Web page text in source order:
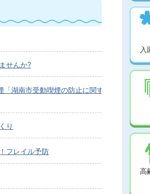
せんか?
「湖南市受動喫煙の防止に関す
り
フレイル予防
入
高